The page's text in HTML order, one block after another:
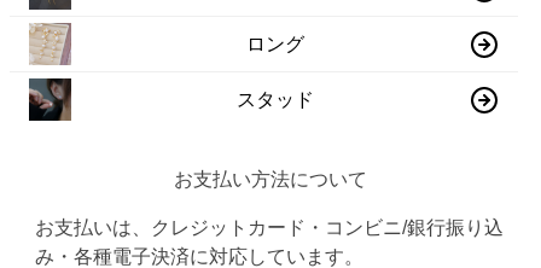
ロング
スタッド
お支払い方法について
お支払いは、クレジットカード・コンビニ/銀行振り込
み・各種電子決済に対応しています。